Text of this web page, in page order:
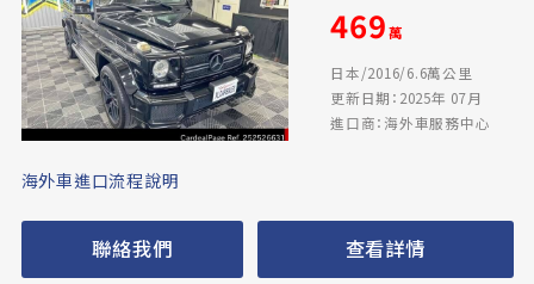
469萬
日本/2016/6.6萬公里
更新日期：2025年 07月
進口商：海外車服務中心
海外車進口流程說明
聯絡我們 查看詳情